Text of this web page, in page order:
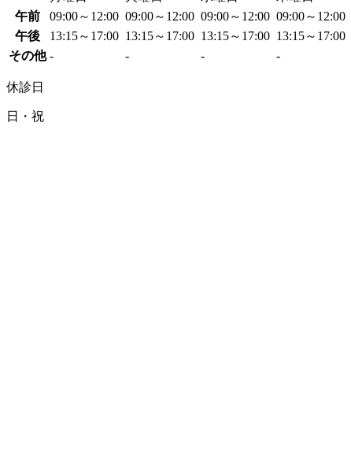
午前
09:00～12:00 09:00～12:00 09:00～12:00 09:00～12:00
午後
13:15～17:00 13:15～17:00 13:15～17:00 13:15～17:00
その他 - - - -
休診日
日・祝